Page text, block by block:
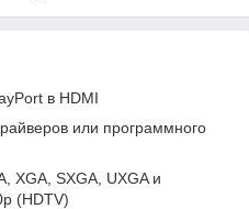
в HDMI
или программного
XGA, SXGA, UXGA и
(HDTV)